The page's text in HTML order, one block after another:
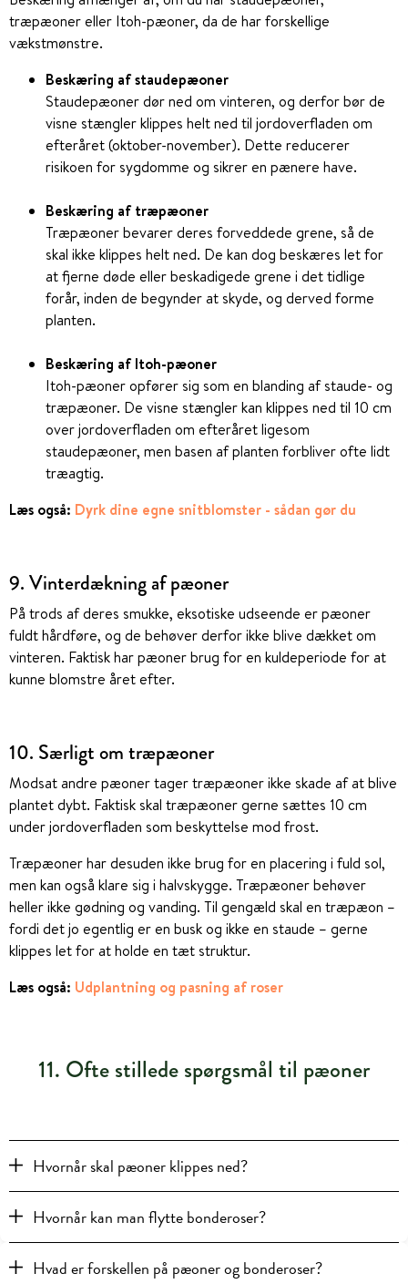
træpæoner eller Itoh-pæoner, da de har forskellige
vækstmønstre.
Beskæring af staudepæoner
Staudepæoner dør ned om vinteren, og derfor bør de
visne stængler klippes helt ned til jordoverfladen om
efteråret (oktober-november). Dette reducerer
risikoen for sygdomme og sikrer en pænere have.
Beskæring af træpæoner
Træpæoner bevarer deres forveddede grene, så de
skal ikke klippes helt ned. De kan dog beskæres let for
at fjerne døde eller beskadigede grene i det tidlige
forår, inden de begynder at skyde, og derved forme
planten.
Beskæring af Itoh-pæoner
Itoh-pæoner opfører sig som en blanding af staude- og
træpæoner. De visne stængler kan klippes ned til 10 cm
over jordoverfladen om efteråret ligesom
staudepæoner, men basen af planten forbliver ofte lidt
træagtig.
Læs også: Dyrk dine egne snitblomster - sådan gør du
9. Vinterdækning af pæoner
På trods af deres smukke, eksotiske udseende er pæoner
fuldt hårdføre, og de behøver derfor ikke blive dækket om
vinteren. Faktisk har pæoner brug for en kuldeperiode for at
kunne blomstre året efter.
10. Særligt om træpæoner
Modsat andre pæoner tager træpæoner ikke skade af at blive
plantet dybt. Faktisk skal træpæoner gerne sættes 10 cm
under jordoverfladen som beskyttelse mod frost.
Træpæoner har desuden ikke brug for en placering i fuld sol,
men kan også klare sig i halvskygge. Træpæoner behøver
heller ikke gødning og vanding. Til gengæld skal en træpæon –
fordi det jo egentlig er en busk og ikke en staude – gerne
klippes let for at holde en tæt struktur.
Læs også: Udplantning og pasning af roser
11. Ofte stillede spørgsmål til pæoner
Hvornår skal pæoner klippes ned?
Hvornår kan man flytte bonderoser?
Hvad er forskellen på pæoner og bonderoser?